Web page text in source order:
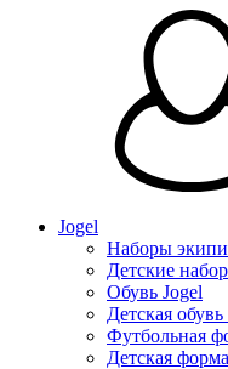
Jogel
Наборы
Детские
Обувь Jogel
Детская обувь
Футбольная
Детская